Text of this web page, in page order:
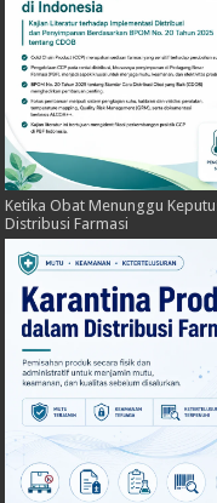
Ketika Obat Menunggu
Distribusi Farmasi